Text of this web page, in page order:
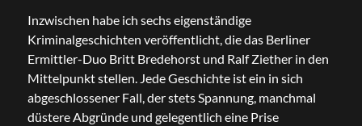
Inzwischen habe ich sechs eigenständige
Kriminalgeschichten veröffentlicht, die das Berliner
Ermittler-Duo Britt Bredehorst und Ralf Ziether in den
Mittelpunkt stellen. Jede Geschichte ist ein in sich
abgeschlossener Fall, der stets Spannung, manchmal
düstere Abgründe und gelegentlich eine Prise